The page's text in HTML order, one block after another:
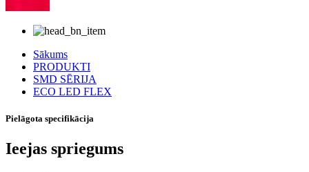
Sākums
PRODUKTI
SMD SĒRIJA
ECO LED FLEX
Pielāgota specifikācija
Ieejas spriegums